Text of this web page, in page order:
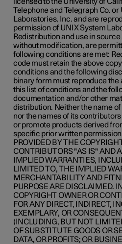
Telephone and Telegraph Co. or
Laboratories, Inc. and are
permission of UNIX System
Redistribution and use in
without modification, are
following conditions are met:
code must retain the above
conditions and the following
binary form must reproduce the
this list of conditions and the
documentation and/or other
distribution. Neither the name
nor the names of its
or promote products derived
specific prior written
PROVIDED BY THE
CONTRIBUTORS "AS IS" AND
IMPLIED WARRANTIES,
LIMITED TO, THE IMPLIED
MERCHANTABILITY AND
PURPOSE ARE DISCLAIMED.
COPYRIGHT OWNER OR
FOR ANY DIRECT, INDIRECT,
EXEMPLARY, OR
(INCLUDING, BUT NOT
OF SUBSTITUTE GOODS OR
DATA, OR PROFITS; OR